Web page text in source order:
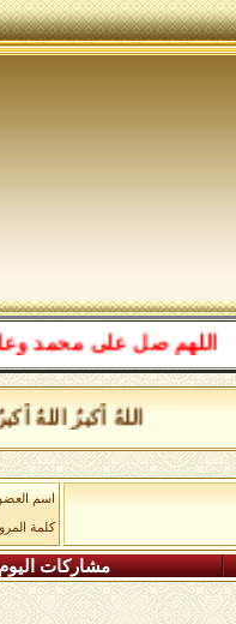
صل على محمد وعلى آل
اللهُ أكبرُ اللهُ
اسم
كلمة
مشاركات